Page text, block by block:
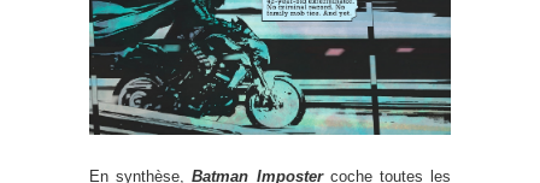
En synthèse,Batman Impostercoche toutes les